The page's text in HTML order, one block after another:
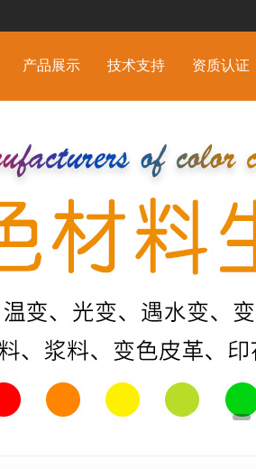
产品展示 技术支持 资质认证